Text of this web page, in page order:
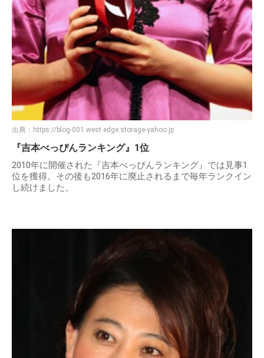
出典： https://blog-001.west.edge.storage-yahoo.jp
『吉本べっぴんランキング』1位
2010年に開催された『吉本べっぴんランキング』では見事1
位を獲得。その後も2016年に廃止されるまで毎年ランクイン
し続けました。